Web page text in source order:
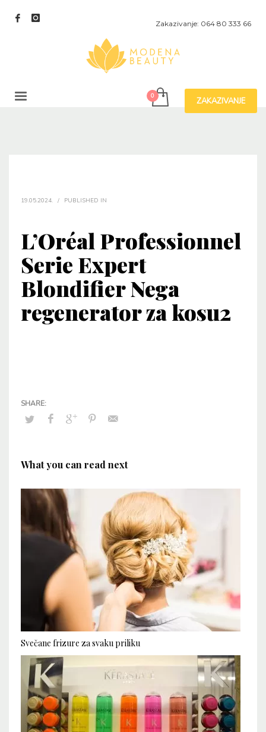
Zakazivanje: 064 80 333 66
ZAKAZIVANJE
19.05.2024. / PUBLISHED IN
L’Oréal Professionnel
Serie Expert
Blondifier Nega
regenerator za kosu2
What you can read next
Svečane frizure za svaku priliku